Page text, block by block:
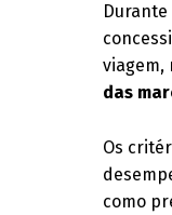
Durante
viagem,
das
Os
como